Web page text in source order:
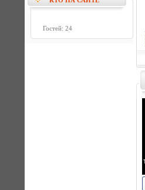
Гостей: 24